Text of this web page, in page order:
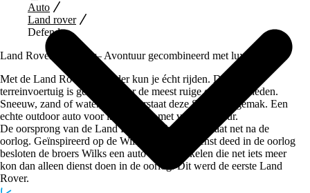
Auto
Land rover
Defender
Land Rover Defender– Avontuur gecombineerd met luxe
Met de Land Rover Defender kun je écht rijden. Dit 4×4
terreinvoertuig is gemaakt voor de meest ruige omstandigheden.
Sneeuw, zand of water, alles doorstaat deze SUV met gemak. Een
echte outdoor auto voor lange ritten met veel avontuur.
De oorsprong van de Land Rover Defender ontstaat net na de
oorlog. Geïnspireerd op de Willy’s Jeep die dienst deed in de oorlog
besloten de broers Wilks een auto te ontwikkelen die net iets meer
kon dan alleen dienst doen in de oorlog. Dit werd de eerste Land
Rover.